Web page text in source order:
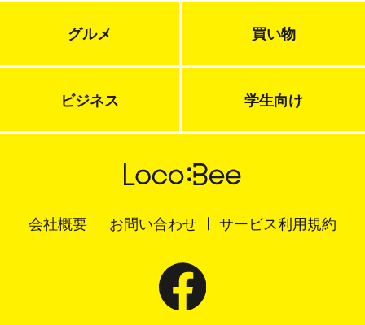
グルメ 買い物
ビジネス 学生向け
会社概要 お問い合わせ サービス利用規約